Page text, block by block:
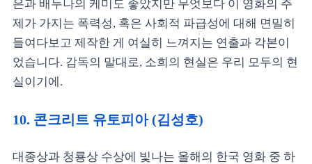
은과 배두나의 케미도 좋았지만 무엇보다 이 영화의 주
제가 가지는 폭력성, 혹은 사회적 파급성에 대해 면밀히
들여다보고 제작한 게 여실히 느껴지는 연출과 각본이
었습니다. 감독의 말대로, 소희의 현실은 우리 모두의 현
실이기에.
10. 콘크리트 유토피아 (김성호)
대종상과 청룡상 수상에 빛나는 올해의 한국 영화 중 하